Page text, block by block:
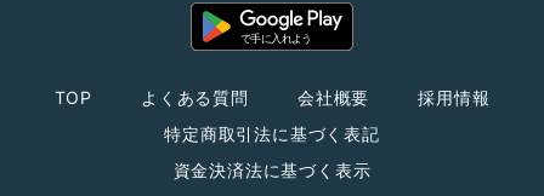
TOP よくある質問 会社概要
採用情報
特定商取引法に基づく表記
資金決済法に基づく表示